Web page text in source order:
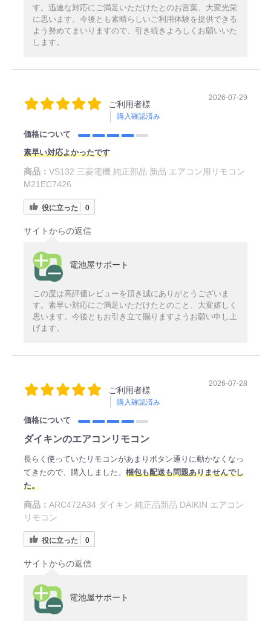
す。迅速な対応にご満足いただけたとのお言葉、大変光栄
に思います。今後とも素晴らしいご利用体験を提供できる
よう努めてまいりますので、引き続きよろしくお願いいた
します。
ご利用者様
購入確認済み
2026-07-29
価格について
素早い対応よかったです
商品： VS132 三菱電機 純正部品 新品 エアコン用リモコン
M21EC7426
役に立った 0
サイトからの返信
電池屋サポート
この度は高評価レビューを頂き誠にありがとうございま
す。素早い対応にご満足いただけたとのこと、大変嬉しく
思います。今後ともお引き立て賜りますようお願い申し上
げます。
ご利用者様
購入確認済み
2026-07-28
価格について
ダイキンのエアコンリモコン
長らく使っていたリモコンがあまりボタン通りに動かなくなっ
てきたので、購入しました。 梱包も配送も問題ありませんでし
た。
商品： ARC472A34 ダイキン 純正品新品 DAIKIN エアコン
リモコン
役に立った 0
サイトからの返信
電池屋サポート